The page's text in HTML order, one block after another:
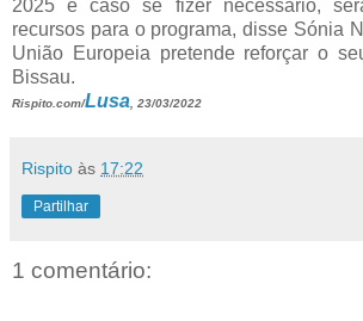
2025 e caso se fizer necessário,
recursos para o programa, disse Sónia
União Europeia pretende reforçar o
Bissau.
Rispito.com/Lusa , 23/03/2022
Rispito às 17:22
Partilhar
1 comentário: